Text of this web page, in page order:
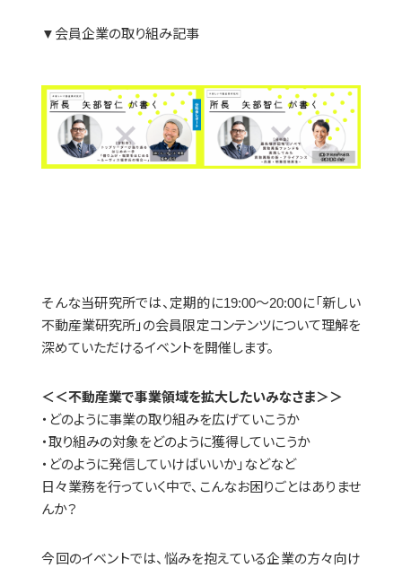
▼会員企業の取り組み記事
そんな当研究所では、定期的に19:00〜20:00に「新しい
不動産業研究所」の会員限定コンテンツについて理解を
深めていただけるイベントを開催します。
＜＜不動産業で事業領域を拡大したいみなさま＞＞
・どのように事業の取り組みを広げていこうか
・取り組みの対象をどのように獲得していこうか
・どのように発信していけばいいか」などなど
日々業務を行っていく中で、こんなお困りごとはありませ
んか？
今回のイベントでは、悩みを抱えている企業の方々向け